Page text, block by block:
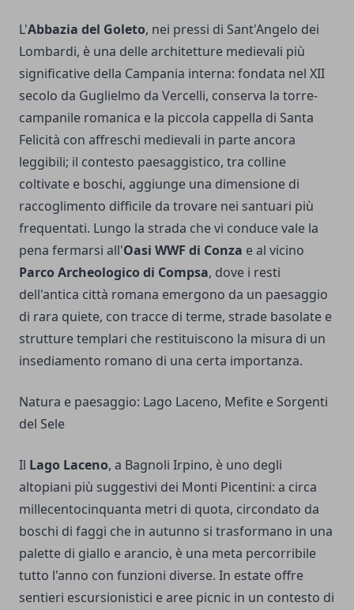
L'Abbazia del Goleto, nei pressi di Sant'Angelo dei
Lombardi, è una delle architetture medievali più
significative della Campania interna: fondata nel XII
secolo da Guglielmo da Vercelli, conserva la torre-
campanile romanica e la piccola cappella di Santa
Felicità con affreschi medievali in parte ancora
leggibili; il contesto paesaggistico, tra colline
coltivate e boschi, aggiunge una dimensione di
raccoglimento difficile da trovare nei santuari più
frequentati. Lungo la strada che vi conduce vale la
pena fermarsi all'Oasi WWF di Conza e al vicino
Parco Archeologico di Compsa, dove i resti
dell'antica città romana emergono da un paesaggio
di rara quiete, con tracce di terme, strade basolate e
strutture templari che restituiscono la misura di un
insediamento romano di una certa importanza.
Natura e paesaggio: Lago Laceno, Mefite e Sorgenti
del Sele
Il Lago Laceno, a Bagnoli Irpino, è uno degli
altopiani più suggestivi dei Monti Picentini: a circa
millecentocinquanta metri di quota, circondato da
boschi di faggi che in autunno si trasformano in una
palette di giallo e arancio, è una meta percorribile
tutto l'anno con funzioni diverse. In estate offre
sentieri escursionistici e aree picnic in un contesto di